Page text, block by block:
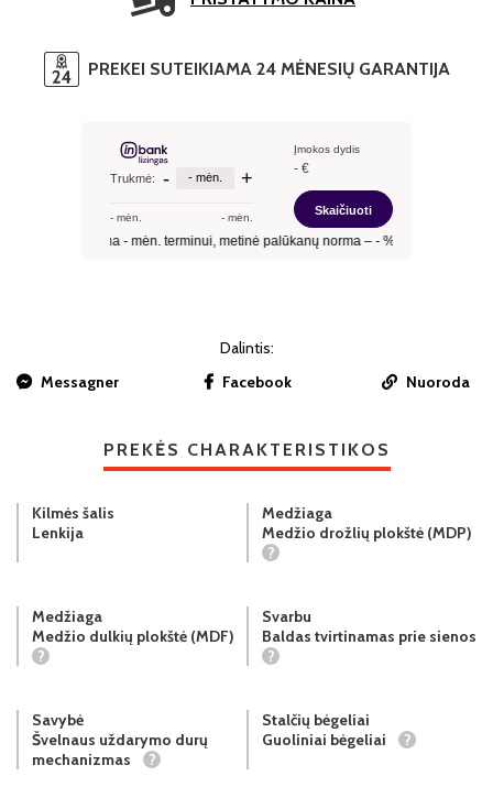
PREKEI SUTEIKIAMA 24 MĖNESIŲ GARANTIJA
Dalintis:
Messagner
Facebook Nuoroda
PREKĖS CHARAKTERISTIKOS
Kilmės šalis
Lenkija
Medžiaga
Medžio drožlių plokštė (MDP)
?
Medžiaga
Medžio dulkių plokštė (MDF)
?
Svarbu
Baldas tvirtinamas prie sienos
?
Savybė
Švelnaus uždarymo durų
mechanizmas
?
Stalčių bėgeliai
Guoliniai bėgeliai
?